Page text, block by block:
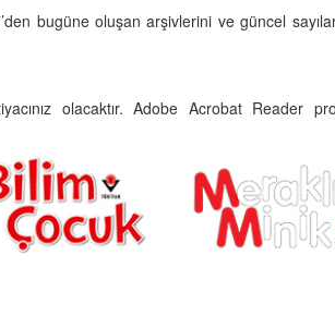
bugüne oluşan arşivlerini ve güncel
olacaktır. Adobe Acrobat Reader